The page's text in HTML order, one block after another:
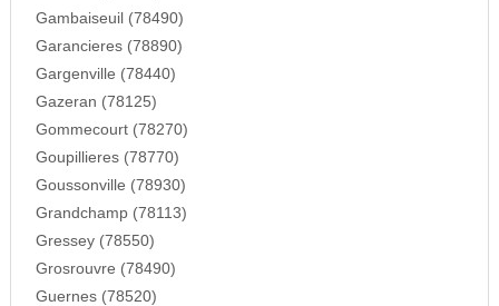
Gambaiseuil (78490)
Garancieres (78890)
Gargenville (78440)
Gazeran (78125)
Gommecourt (78270)
Goupillieres (78770)
Goussonville (78930)
Grandchamp (78113)
Gressey (78550)
Grosrouvre (78490)
Guernes (78520)